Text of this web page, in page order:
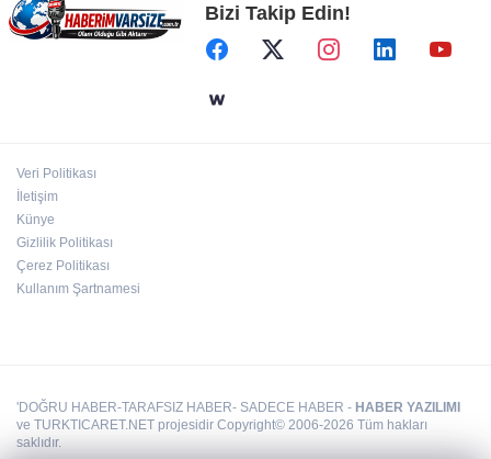
TOFAŞ'lı oyuncular sağlık kontrolünden geçti
Bizi Takip Edin!
Veri Politikası
İletişim
Künye
Gizlilik Politikası
Çerez Politikası
Kullanım Şartnamesi
'DOĞRU HABER-TARAFSIZ HABER- SADECE HABER - HABER YAZILIMI
ve TURKTICARET.NET projesidir Copyright© 2006-2026 Tüm hakları
saklıdır.